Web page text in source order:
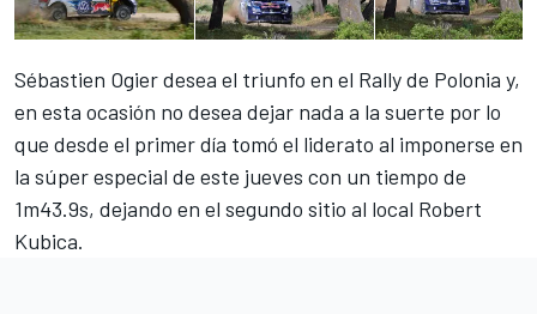
Sébastien Ogier desea el triunfo en el Rally de Polonia y,
en esta ocasión no desea dejar nada a la suerte por lo
que desde el primer día tomó el liderato al imponerse en
la súper especial de este jueves con un tiempo de
1m43.9s, dejando en el segundo sitio al local Robert
Kubica.